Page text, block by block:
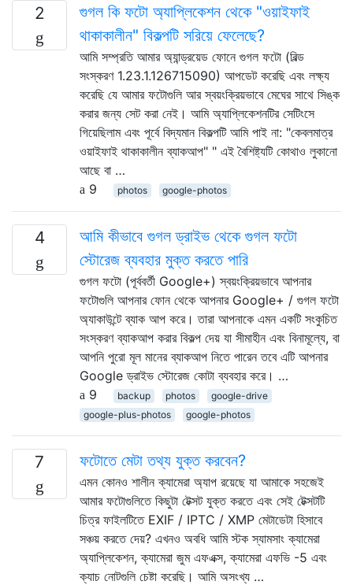
2
গুগল কি ফটো অ্যাপ্লিকেশন থেকে "ওয়াইফাই
থাকাকালীন" বিকল্পটি সরিয়ে ফেলেছে?
আমি সম্প্রতি আমার অ্যান্ড্রয়েড ফোনে গুগল ফটো (বিল্ড
সংস্করণ 1.23.1.126715090) আপডেট করেছি এবং লক্ষ্য
করেছি যে আমার ফটোগুলি আর স্বয়ংক্রিয়ভাবে মেঘের সাথে সিঙ্ক
করার জন্য সেট করা নেই। আমি অ্যাপ্লিকেশনটির সেটিংসে
গিয়েছিলাম এবং পূর্বে বিদ্যমান বিকল্পটি আমি পাই না: "কেবলমাত্র
ওয়াইফাই থাকাকালীন ব্যাকআপ" " এই বৈশিষ্ট্যটি কোথাও লুকানো
আছে বা …
9
photos google-photos
4
আমি কীভাবে গুগল ড্রাইভ থেকে গুগল ফটো
স্টোরেজ ব্যবহার মুক্ত করতে পারি
গুগল ফটো (পূর্ববর্তী Google+) স্বয়ংক্রিয়ভাবে আপনার
ফটোগুলি আপনার ফোন থেকে আপনার Google+ / গুগল ফটো
অ্যাকাউন্টে ব্যাক আপ করে। তারা আপনাকে এমন একটি সংকুচিত
সংস্করণ ব্যাকআপ করার বিকল্প দেয় যা সীমাহীন এবং বিনামূল্যে, বা
আপনি পুরো মূল মানের ব্যাকআপ নিতে পারেন তবে এটি আপনার
Google ড্রাইভ স্টোরেজ কোটা ব্যবহার করে। …
9
backup photos
google-drive
google-plus-photos
google-photos
7 ফটোতে মেটা তথ্য যুক্ত করবেন?
এমন কোনও শালীন ক্যামেরা অ্যাপ রয়েছে যা আমাকে সহজেই
আমার ফটোগুলিতে কিছুটা টেক্সট যুক্ত করতে এবং সেই টেক্সটটি
চিত্র ফাইলটিতে EXIF ​​/ IPTC / XMP মেটাডেটা হিসাবে
সঞ্চয় করতে দেয়? এখনও অবধি আমি স্টক স্যামসাং ক্যামেরা
অ্যাপ্লিকেশন, ক্যামেরা জুম এফএক্স, ক্যামেরা এফভি -5 এবং
ক্যাচ নোটগুলি চেষ্টা করেছি। আমি অসংখ্য …